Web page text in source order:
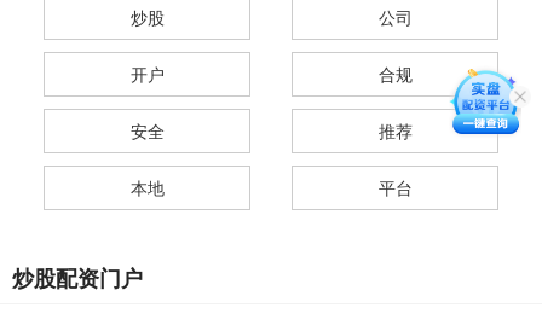
炒股 公司
开户 合规
安全 推荐
本地 平台
炒股配资门户